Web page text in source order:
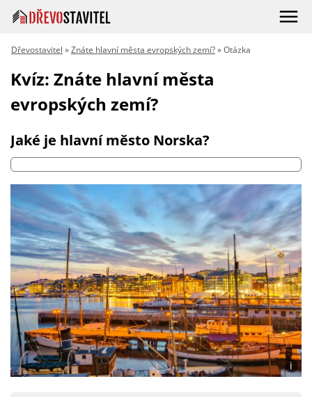
Dřevostavitel »Znáte hlavní města evropských zemí?» Otázka
Kvíz: Znáte hlavní města
evropských zemí?
Jaké je hlavní město Norska?
i
Foto: